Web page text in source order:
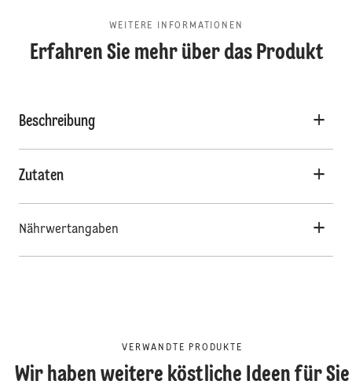
WEITERE INFORMATIONEN
Erfahren Sie mehr über das Produkt
Beschreibung
Zutaten
Nährwertangaben
VERWANDTE PRODUKTE
Wir haben weitere köstliche Ideen für Sie